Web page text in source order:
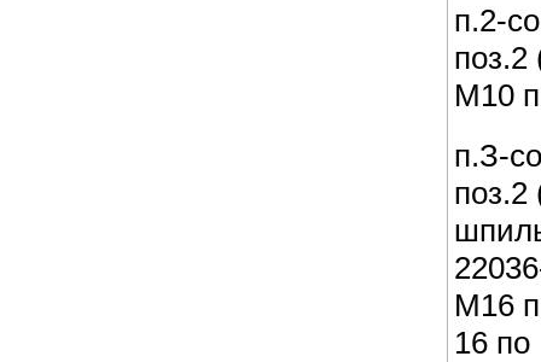
п.2-
поз.2
М10
п.З-
поз.2
М16
16